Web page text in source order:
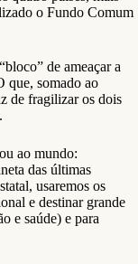
o Fundo Comum
de ameaçar a
que, somado ao
de fragilizar os dois
ao mundo:
das últimas
usaremos os
e destinar grande
e saúde) e para